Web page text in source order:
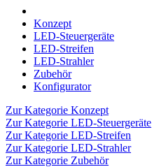
Konzept
LED-Steuergeräte
LED-Streifen
LED-Strahler
Zubehör
Konfigurator
Zur Kategorie Konzept
Zur Kategorie LED-Steuergeräte
Zur Kategorie LED-Streifen
Zur Kategorie LED-Strahler
Zur Kategorie Zubehör